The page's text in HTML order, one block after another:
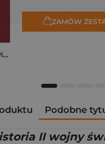
Kryminalne dzieje Piastów. Mroczna historia dynastii
ZAMÓW
Podobne
II wojny